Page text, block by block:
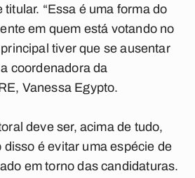
“Essa é uma forma do
em quem está votando no
tiver que se ausentar
coordenadora da
Vanessa Egypto.
deve ser, acima de tudo,
é evitar uma espécie de
em torno das candidaturas.